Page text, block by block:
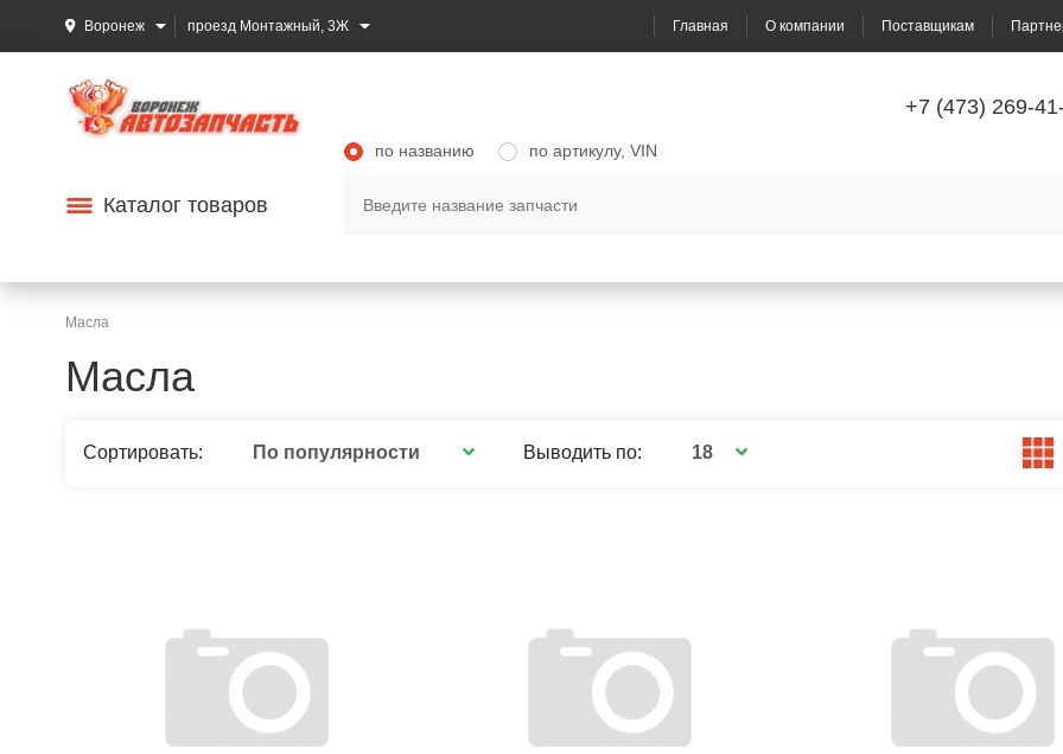
Воронеж проезд Монтажный, 3Ж Главная О компании Поставщикам
+7 (473) 269-
Каталог товаров
по названию по артикулу, VIN
Масла
Масла
Сортировать: По популярности Выводить по: 18